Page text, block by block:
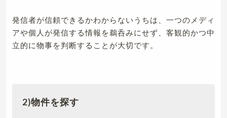
発信者が信頼できるかわからないうちは、一つのメディ
アや個人が発信する情報を鵜呑みにせず、客観的かつ中
立的に物事を判断することが大切です。
2)物件を探す